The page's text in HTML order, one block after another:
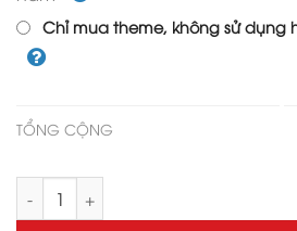
Chỉ mua theme, không sử dụng
TỔNG CỘNG
Theme wordpress bán túi , ví số lượng